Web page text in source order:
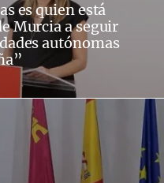
es quien está
Murcia a seguir
autónomas